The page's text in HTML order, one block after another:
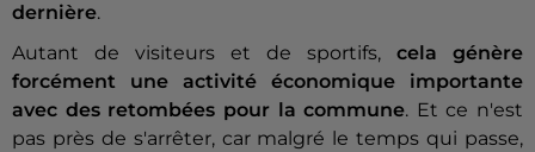
dernière.
Autant de visiteurs et de sportifs, cela génère
forcément une activité économique importante
avec des retombées pour la commune. Et ce n'est
pas près de s'arrêter, car malgré le temps qui passe,